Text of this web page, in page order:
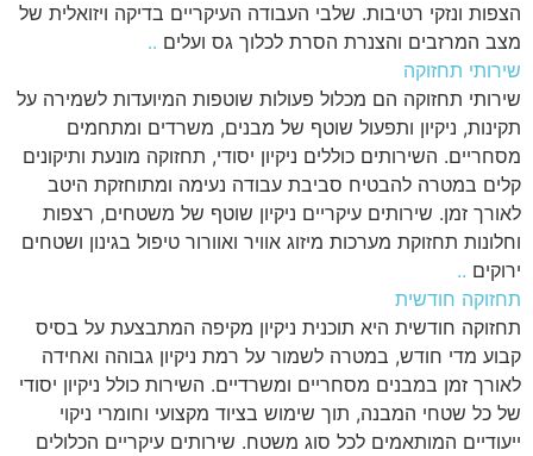
הצפות ונזקי רטיבות. שלבי העבודה העיקריים בדיקה ויזואלית של
מצב המרזבים והצנרת הסרת לכלוך גס ועלים ..
שירותי תחזוקה
שירותי תחזוקה הם מכלול פעולות שוטפות המיועדות לשמירה על
תקינות, ניקיון ותפעול שוטף של מבנים, משרדים ומתחמים
מסחריים. השירותים כוללים ניקיון יסודי, תחזוקה מונעת ותיקונים
קלים במטרה להבטיח סביבת עבודה נעימה ומתוחזקת היטב
לאורך זמן. שירותים עיקריים ניקיון שוטף של משטחים, רצפות
וחלונות תחזוקת מערכות מיזוג אוויר ואוורור טיפול בגינון ושטחים
ירוקים ..
תחזוקה חודשית
תחזוקה חודשית היא תוכנית ניקיון מקיפה המתבצעת על בסיס
קבוע מדי חודש, במטרה לשמור על רמת ניקיון גבוהה ואחידה
לאורך זמן במבנים מסחריים ומשרדיים. השירות כולל ניקיון יסודי
של כל שטחי המבנה, תוך שימוש בציוד מקצועי וחומרי ניקוי
ייעודיים המותאמים לכל סוג משטח. שירותים עיקריים הכלולים